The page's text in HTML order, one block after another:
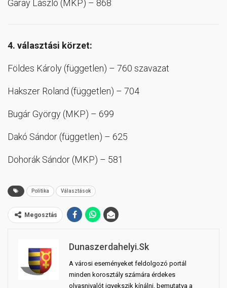
Garay László (MKP) – 868
4. választási körzet:
Földes Károly (független) – 760 szavazat
Hakszer Roland (független) – 704
Bugár György (MKP) – 699
Dakó Sándor (független) – 625
Dohorák Sándor (MKP) – 581
Politika Választások
Megosztás
Dunaszerdahelyi.sk
A városi eseményeket feldolgozó portál
minden korosztály számára érdekes
olvasnivalót igyekszik kínálni, bemutatva a